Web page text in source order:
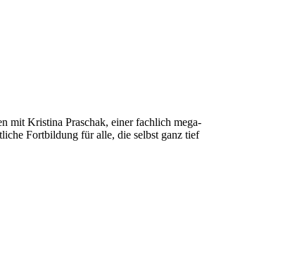
Kristina Praschak, einer fachlich mega-
Fortbildung für alle, die selbst ganz tief